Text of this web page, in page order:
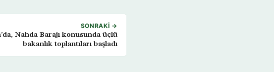
SONRAKI →
Nahda Barajı konusunda üçlü
bakanlık toplantıları başladı